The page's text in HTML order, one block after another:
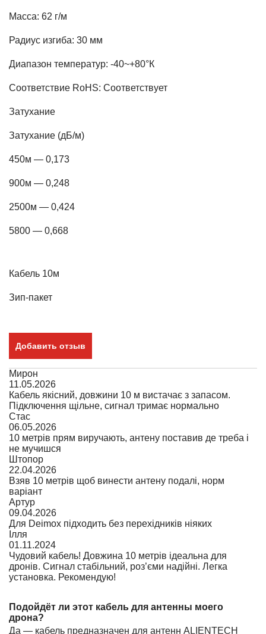
Масса: 62 г/м
Радиус изгиба: 30 мм
Диапазон температур: -40~+80°К
Соответствие RoHS: Соответствует
Затухание
Затухание (дБ/м)
450м — 0,173
900м — 0,248
2500м — 0,424
5800 — 0,668
Кабель 10м
Зип-пакет
Добавить отзыв
Мирон
11.05.2026
Кабель якісний, довжини 10 м вистачає з запасом.
Підключення щільне, сигнал тримає нормально
Стас
06.05.2026
10 метрів прям виручають, антену поставив де треба і
не мучишся
Штопор
22.04.2026
Взяв 10 метрів щоб винести антену подалі, норм
варіант
Артур
09.04.2026
Для Deimox підходить без перехідників ніяких
Ілля
01.11.2024
Чудовий кабель! Довжина 10 метрів ідеальна для
дронів. Сигнал стабільний, роз’єми надійні. Легка
установка. Рекомендую!
Подойдёт ли этот кабель для антенны моего
дрона?
Да — кабель предназначен для антенн ALIENTECH